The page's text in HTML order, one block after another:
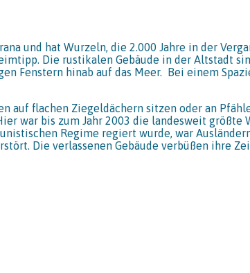
und hat Wurzeln, die 2.000 Jahre in der
Die rustikalen Gebäude in der Altstadt
Fenstern hinab auf das Meer. Bei einem
flachen Ziegeldächern sitzen oder an
war bis zum Jahr 2003 die landesweit
Regime regiert wurde, war
Die verlassenen Gebäude verbüßen ihre